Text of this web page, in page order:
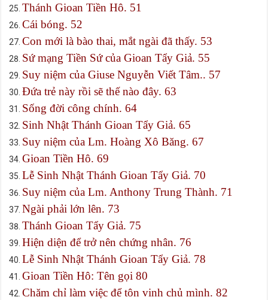
Thánh Gioan Tiền Hô. 51
Cái bóng. 52
Con mới là bào thai, mắt ngài đã thấy. 53
Sứ mạng Tiền Sứ của Gioan Tẩy Giả. 55
Suy niệm của Giuse Nguyễn Viết Tâm.. 57
Đứa trẻ này rồi sẽ thế nào đây. 63
Sống đời công chính. 64
Sinh Nhật Thánh Gioan Tẩy Giả. 65
Suy niệm của Lm. Hoàng Xô Băng. 67
Gioan Tiền Hô. 69
Lễ Sinh Nhật Thánh Gioan Tẩy Giả. 70
Suy niệm của Lm. Anthony Trung Thành. 71
Ngài phải lớn lên. 73
Thánh Gioan Tẩy Giả. 75
Hiện diện để trở nên chứng nhân. 76
Lễ Sinh Nhật Thánh Gioan Tẩy Giả. 78
Gioan Tiền Hô: Tên gọi 80
Chăm chỉ làm việc để tôn vinh chủ mình. 82